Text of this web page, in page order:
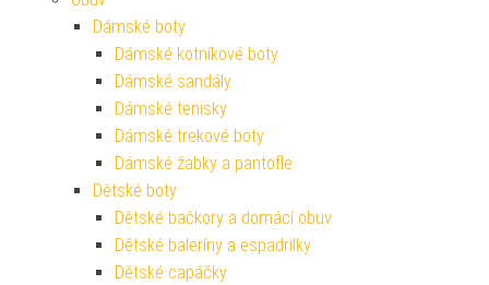
Dámské boty
Dámské kotníkové boty
Dámské sandály
Dámské tenisky
Dámské trekové boty
Dámské žabky a pantofle
Dětské boty
Dětské bačkory a domácí obuv
Dětské baleríny a espadrilky
Dětské capáčky